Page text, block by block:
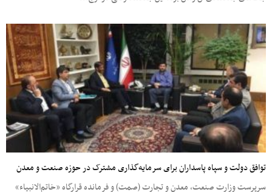
توافق دولت و سپاه پاسداران برای سرمایه‌گذاری مشترک در حوزه صنعت و معدن
سرپرست وزارت صنعت، معدن و تجارت (صمت) و فرمانده قرارگاه «خاتم‌الانبیاء»